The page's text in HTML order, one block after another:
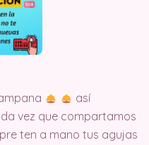
así
vez que compartamos
ten a mano tus agujas